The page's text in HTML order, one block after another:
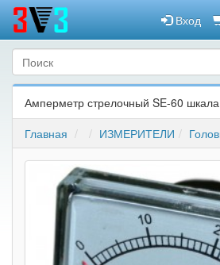
Вход
Амперметр стрелочный SE-60
Главная
ИЗМЕРИТЕЛИ